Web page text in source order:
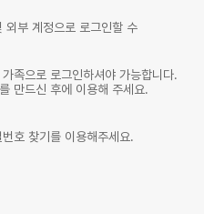
외부 계정으로 로그인할 수
족으로 로그인하셔야 가능합니다.
만드신 후에 이용해 주세요.
호 찾기를 이용해주세요.